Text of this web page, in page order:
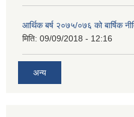
आर्थिक बर्ष २०७५/०७६ को बार्षिक
मिति: 09/09/2018 - 12:16
अन्य